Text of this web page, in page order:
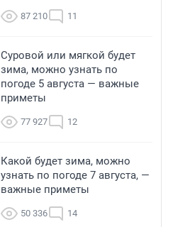
87 210 11
Суровой или мягкой будет
зима, можно узнать по
погоде 5 августа — важные
приметы
77 927 12
Какой будет зима, можно
узнать по погоде 7 августа, —
важные приметы
50 336 14